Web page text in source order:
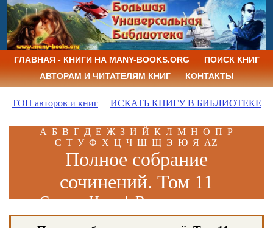
ГЛАВНАЯ - КНИГИ НА MANY-BOOKS.ORG
ПОИСК КНИГ
АВТОРАМ И ЧИТАТЕЛЯМ КНИГ
КОНТАКТЫ
ТОП авторов и книг ИСКАТЬ КНИГУ В БИБЛИОТЕКЕ
А Б В Г Д Е Ж З И Й К Л М Н О П Р
С Т У Ф Х Ц Ч Ш Щ Э Ю Я AZ
Полное собрание
сочинений. Том 11
Сталин Иосиф Виссарионович